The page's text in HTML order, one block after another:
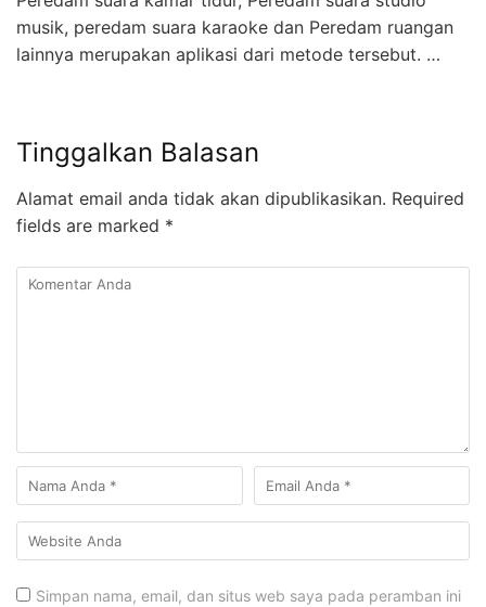
musik, peredam suara karaoke dan Peredam ruangan
lainnya merupakan aplikasi dari metode tersebut. …
Tinggalkan Balasan
Alamat email anda tidak akan dipublikasikan. Required
fields are marked *
Simpan nama, email, dan situs web saya pada peramban ini